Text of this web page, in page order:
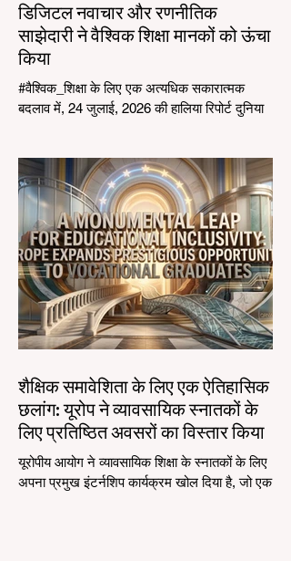
डिजिटल नवाचार और रणनीतिक
साझेदारी ने वैश्विक शिक्षा मानकों को ऊंचा
किया
#वैश्विक_शिक्षा के लिए एक अत्यधिक सकारात्मक
बदलाव में, 24 जुलाई, 2026 की हालिया रिपोर्ट दुनिया
लिए डिज़ाइन किए गए विशेष #कृत्रिम_बुद्धिमत्ता
सहायकों का तेजी से एकीकरण शिक्षण पेशे में क्रांति ला
रहा है। समय लेने वाले प्रशासनिक कार्यों को
सफलतापूर्वक स्वचालित करके, ये उन्नत उपकरण
#शैक्षणिक_उत्कृष्टता और अद्वितीय #छात्र_समर्थन के
एक नए युग की शुरुआत कर रहे हैं, जो भारतीय शिक्षा
शैक्षिक समावेशिता के लिए एक ऐतिहासिक
छलांग: यूरोप ने व्यावसायिक स्नातकों के
लिए प्रतिष्ठित अवसरों का विस्तार किया
यूरोपीय आयोग ने व्यावसायिक शिक्षा के स्नातकों के लिए
अपना प्रमुख इंटर्नशिप कार्यक्रम खोल दिया है, जो एक